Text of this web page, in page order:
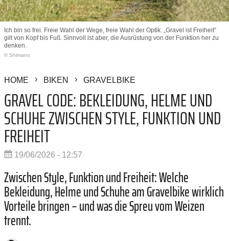
Ich bin so frei. Freie Wahl der Wege, freie Wahl der Optik: „Gravel ist Freiheit“
gilt von Kopf bis Fuß. Sinnvoll ist aber, die Ausrüstung von der Funktion her zu
denken.
© Shimano
HOME BIKEN GRAVELBIKE
GRAVEL CODE: BEKLEIDUNG, HELME UND
SCHUHE ZWISCHEN STYLE, FUNKTION UND
FREIHEIT
19/06/2026 - 12:57
Zwischen Style, Funktion und Freiheit: Welche
Bekleidung, Helme und Schuhe am Gravelbike wirklich
Vorteile bringen – und was die Spreu vom Weizen
trennt.